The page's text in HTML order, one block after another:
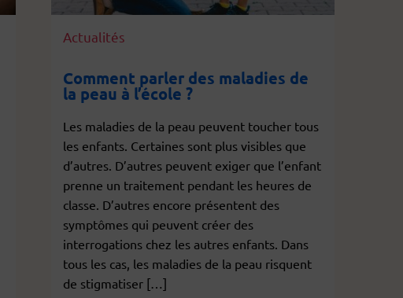
Actualités
Comment parler des maladies de
la peau à l’école ?
Les maladies de la peau peuvent toucher tous
les enfants. Certaines sont plus visibles que
d’autres. D’autres peuvent exiger que l’enfant
prenne un traitement pendant les heures de
classe. D’autres encore présentent des
symptômes qui peuvent créer des
interrogations chez les autres enfants. Dans
tous les cas, les maladies de la peau risquent
de stigmatiser […]